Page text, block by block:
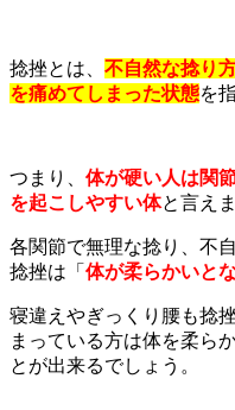
捻挫とは、 不自然な捻り
を痛めてしまった状態を
つまり、 体が硬い人は関
を起こしやすい体と言えま
各関節で無理な捻り、不
捻挫は「 体が柔らかいと
寝違えやぎっくり腰も捻
まっている方は体を柔ら
とが出来るでしょう。